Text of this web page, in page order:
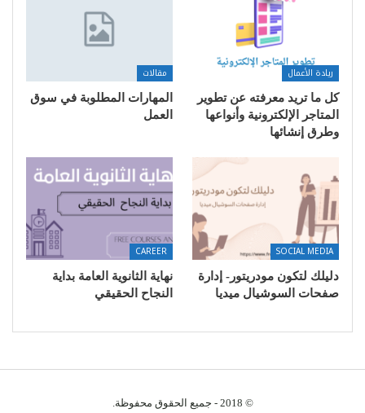
ريادة الأعمال
كل ما تريد معرفته عن تطوير
المتاجر الإلكترونية وأنواعها
وطرق إنشائها
مقالات
المهارات المطلوبة في سوق
العمل
SOCIAL MEDIA
دليلك لتكون مودريتور- إدارة
صفحات السوشيال ميديا
CAREER
نهاية الثانوية العامة بداية
النجاح الحقيقي
© 2018 - جميع الحقوق محفوظة.